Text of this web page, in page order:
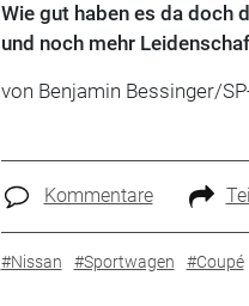
Wie gut haben es da doch
und noch mehr
von Benjamin Bessinger/
Kommentare
#Nissan #Sportwagen #Coupé